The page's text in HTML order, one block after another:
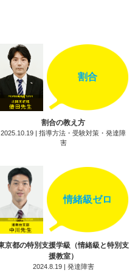
深澤先生）
先生）
儘田先生）
先生）
生）
つく漢字学習指導法（鎌田先生）
高田先生）
儘田先生）
割合
割合の教え方
2025.10.19 | 指導方法・受験対策・発達障
害
情緒級ゼロ
京都の特別支援学級（情緒級と特別支
援教室）
2024.8.19 | 発達障害